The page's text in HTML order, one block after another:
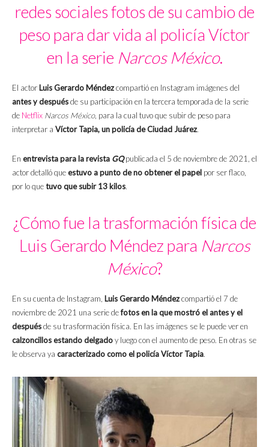
redes sociales fotos de su cambio de
peso para dar vida al policía Víctor
en la serie Narcos México.
El actor Luis Gerardo Méndezcompartió en Instagram imágenes del
antes y despuésde su participación en la tercera temporada de la serie
de Netflix Narcos México, para la cual tuvo que subir de peso para
interpretar a Víctor Tapia, un policía de Ciudad Juárez.
En entrevista para la revista GQpublicada el 5 de noviembre de 2021, el
actor detalló queestuvo a punto de no obtener el papel por ser flaco,
por lo quetuvo que subir 13 kilos.
¿Cómo fue la trasformación física de
Luis Gerardo Méndez para Narcos
México?
En su cuenta de Instagram, Luis Gerardo Méndezcompartió el 7 de
noviembre de 2021 una serie defotos en la que mostró el antes y el
despuésde su trasformación física. En las imágenes se le puede ver en
calzoncillos estando delgadoy luego con el aumento de peso. En otras se
le observa ya caracterizado como el policía Víctor Tapia.